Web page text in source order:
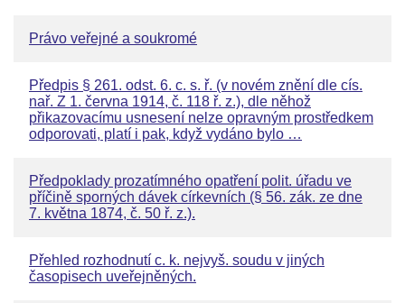
Právo veřejné a soukromé
Předpis § 261. odst. 6. c. s. ř. (v novém znění dle cís.
nař. Z 1. června 1914, č. 118 ř. z.), dle něhož
přikazovacímu usnesení nelze opravným prostředkem
odporovati, platí i pak, když vydáno bylo …
Předpoklady prozatímného opatření polit. úřadu ve
příčině sporných dávek církevních (§ 56. zák. ze dne
7. května 1874, č. 50 ř. z.).
Přehled rozhodnutí c. k. nejvyš. soudu v jiných
časopisech uveřejněných.